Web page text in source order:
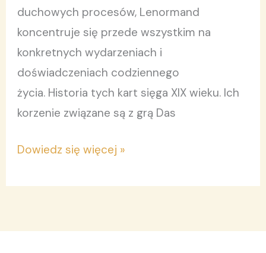
duchowych procesów, Lenormand
koncentruje się przede wszystkim na
konkretnych wydarzeniach i
doświadczeniach codziennego
życia. Historia tych kart sięga XIX wieku. Ich
korzenie związane są z grą Das
Dowiedz się więcej »